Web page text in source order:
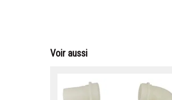
Voir aussi